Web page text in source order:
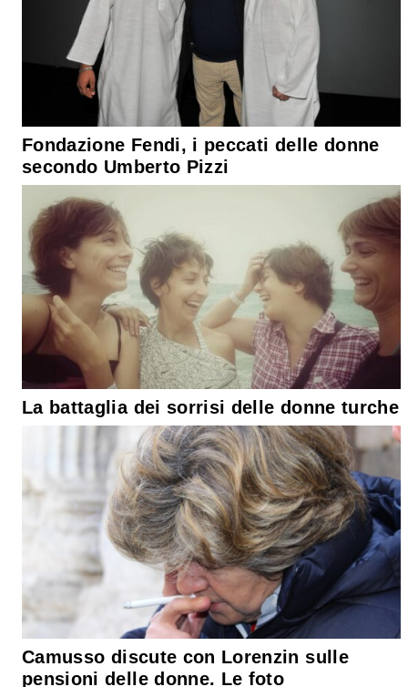
Fondazione Fendi, i peccati delle donne
secondo Umberto Pizzi
La battaglia dei sorrisi delle donne turche
Camusso discute con Lorenzin sulle
pensioni delle donne. Le foto